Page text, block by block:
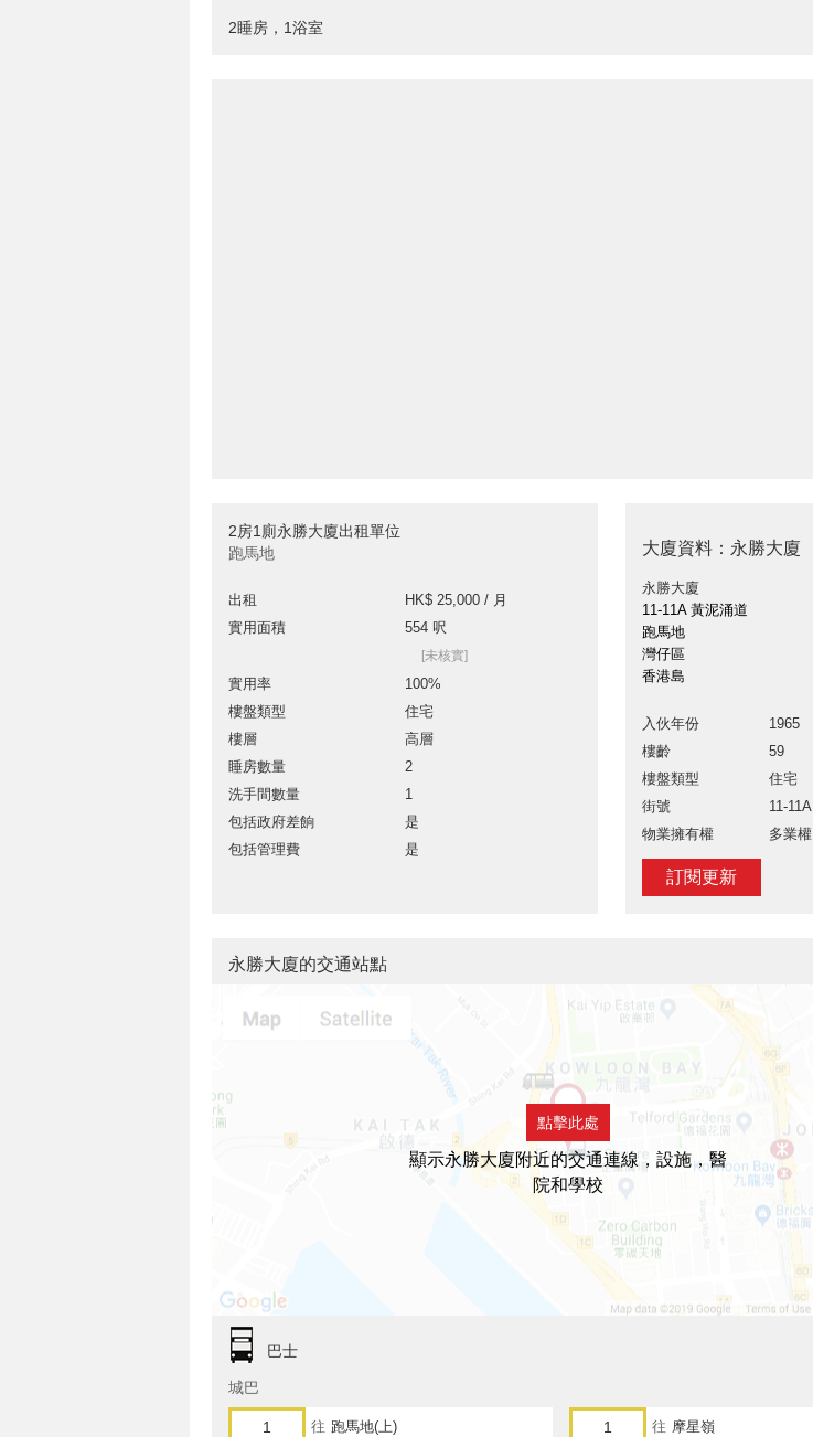
2睡房，1浴室
2房1廁永勝大廈出租單位
跑馬地
出租
HK$ 25,000 / 月
實用面積
554 呎
[未核實]
實用率
100%
樓盤類型
住宅
樓層
高層
睡房數量
2
洗手間數量
1
包括政府差餉
是
包括管理費
是
大廈資料：永勝大廈
永勝大廈
11-11A 黃泥涌道
跑馬地
灣仔區
香港島
入伙年份
1965
樓齡
59
樓盤類型
住宅
街號
11-11A
物業擁有權
多業權
訂閱更新
永勝大廈的交通站點
點擊此處
顯示永勝大廈附近的交通連線，設施，醫
院和學校
巴士
城巴
1 往 跑馬地(上) 1 往 摩星嶺